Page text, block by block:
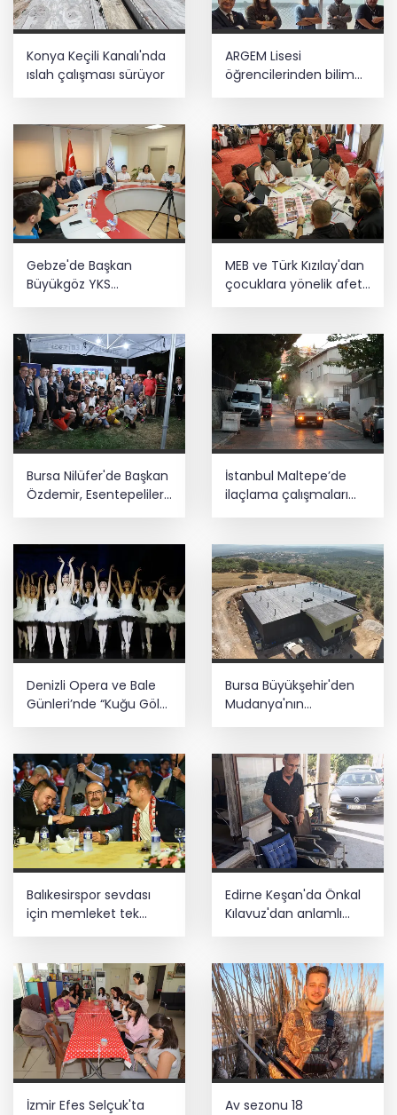
Yaşlı ve engelli aylıkları artışlı
hesaplarda
tesise 47,6 milyon TL ceza!
Konya Keçili Kanalı'nda
ıslah çalışması sürüyor
ARGEM Lisesi
öğrencilerinden bilim
Gebze'de Başkan
Büyükgöz YKS
şampiyonlarını ağırladı
MEB ve Türk Kızılay'dan
çocuklara yönelik afet
farkındalık çalıştayı
Bursa Nilüfer'de Başkan
Özdemir, Esentepeliler’i
İstanbul Maltepe’de
ilaçlama çalışmaları
Denizli Opera ve Bale
Günleri’nde “Kuğu Gölü”
Bursa Büyükşehir'den
Mudanya'nın
Balıkesirspor sevdası
için memleket tek
yürek
Edirne Keşan'da Önkal
Kılavuz'dan anlamlı
çalışma
İzmir Efes Selçuk'ta
Av sezonu 18